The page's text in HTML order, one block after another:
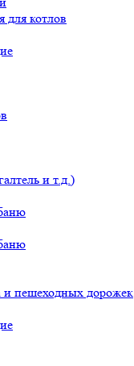
для котлов
и т.д.)
пешеходных дорожек